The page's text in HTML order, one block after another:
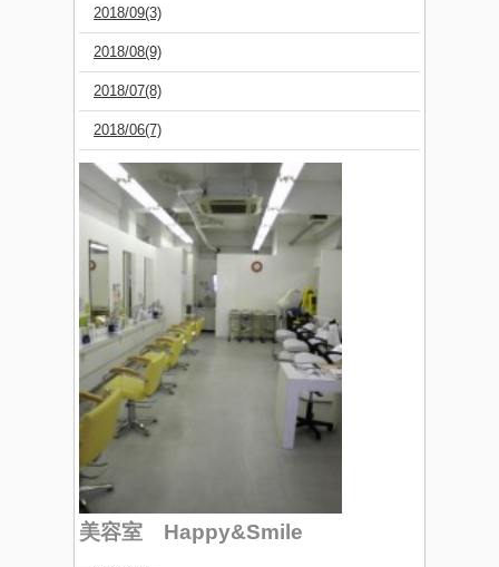
2018/09(3)
2018/08(9)
2018/07(8)
2018/06(7)
美容室 Happy&Smile